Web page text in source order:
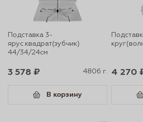
Подставка 3-
ярус.квадрат(зубчик)
44/34/24см
3 578 ₽ 4806 г.
В корзину
4 270